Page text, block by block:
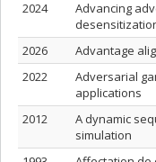
2024
Advancing
2026
Advantage
2022
Adversarial
applications
2012
A dynamic
simulation